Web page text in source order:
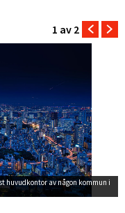
1 av 2
huvudkontor av någon kommun i